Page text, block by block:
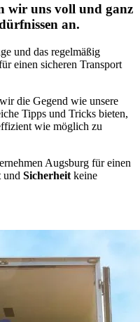
wir uns voll und ganz
an.
und das regelmäßig
einen sicheren Transport
die Gegend wie unsere
Tipps und Tricks bieten,
wie möglich zu
Augsburg für einen
und Sicherheit keine